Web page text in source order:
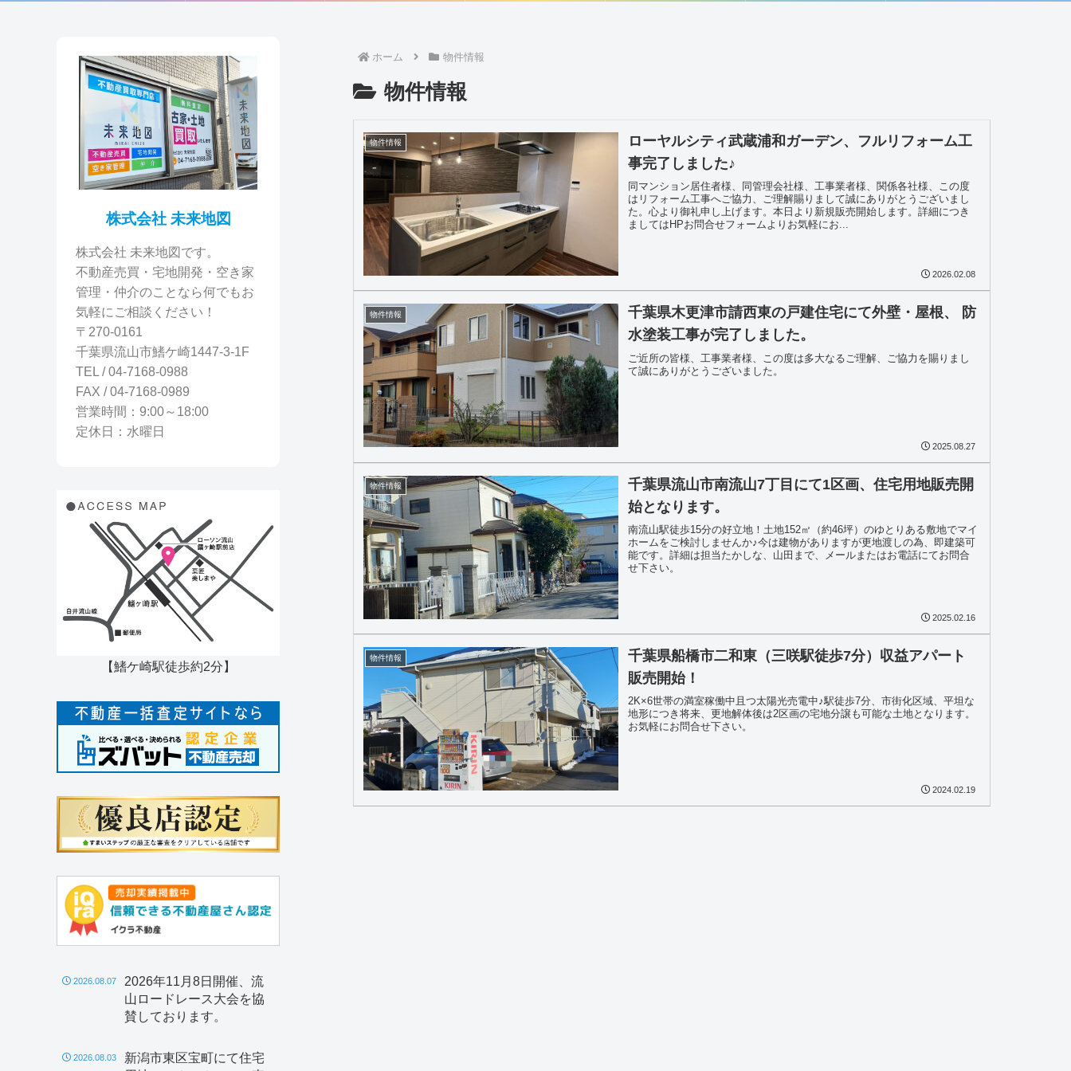
ホーム 物件情報
物件情報
物件情報
ローヤルシティ武蔵浦和ガーデン、フルリフォーム工
事完了しました♪
同マンション居住者様、同管理会社様、工事業者様、関係各社様、この度
はリフォーム工事へご協力、ご理解賜りまして誠にありがとうございまし
た。心より御礼申し上げます。本日より新規販売開始します。詳細につき
ましてはHPお問合せフォームよりお気軽にお...
2026.02.08
物件情報
千葉県木更津市請西東の戸建住宅にて外壁・屋根、 防
水塗装工事が完了しました。
ご近所の皆様、工事業者様、この度は多大なるご理解、ご協力を賜りまし
て誠にありがとうございました。
2025.08.27
物件情報
千葉県流山市南流山7丁目にて1区画、住宅用地販売開
始となります。
南流山駅徒歩15分の好立地！土地152㎡（約46坪）のゆとりある敷地でマイ
ホームをご検討しませんか♪今は建物がありますが更地渡しの為、即建築可
能です。詳細は担当たかしな、山田まで、メールまたはお電話にてお問合
せ下さい。
2025.02.16
物件情報
千葉県船橋市二和東（三咲駅徒歩7分）収益アパート
販売開始！
2K×6世帯の満室稼働中且つ太陽光売電中♪駅徒歩7分、市街化区域、平坦な
地形につき将来、更地解体後は2区画の宅地分譲も可能な土地となります。
お気軽にお問合せ下さい。
2024.02.19
株式会社 未来地図
株式会社 未来地図です。
不動産売買・宅地開発・空き家
管理・仲介のことなら何でもお
気軽にご相談ください！
〒270-0161
千葉県流山市鰭ケ崎1447-3-1F
TEL / 04-7168-0988
FAX / 04-7168-0989
営業時間：9:00～18:00
定休日：水曜日
【鰭ケ崎駅徒歩約2分】
2026年11月8日開催、流
山ロードレース大会を協
賛しております。
2026.08.07
新潟市東区宝町にて住宅
2026.08.03